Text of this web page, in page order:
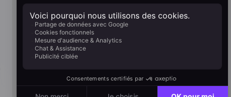
Cultiver l'hyper-
personnalisation :
comment Willemse
met en place un
parcours client